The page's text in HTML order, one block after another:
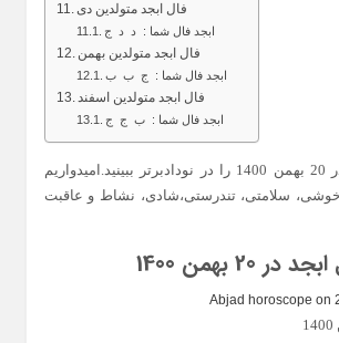
فال ابجد متولدین دی
ابجد فال شما : د د ج
فال ابجد متولدین بهمن
ابجد فال شما : ج ب ب
فال ابجد متولدین اسفند
ابجد فال شما : ب ج ج
در 20 بهمن 1400 را در نودادبرتر ببینید.امیدواریم
سلامتی، تندرستی،شادی، نشاط و عاقبت
در 20 بهمن 1400